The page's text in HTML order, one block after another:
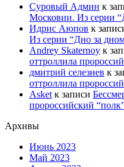
Суровый Админ к
Московии. Из серии
Идрис Аюпов к
Из серии “Дно за
Andrey Skaternoy к
оттроллила
дмитрий селезнев к
оттроллила
Asket к записи
пророссийский
Архивы
Июнь 2023
Май 2023